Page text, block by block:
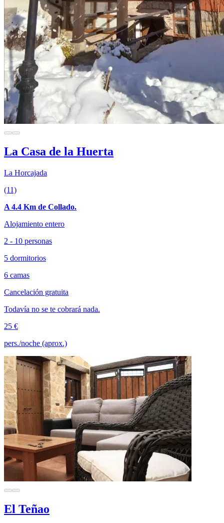
La Casa de la Huerta
La Horcajada
(11)
A 4.4 Km de Collado.
Alojamiento entero
2 - 10 personas
5 dormitorios
6 camas
Cancelación gratuita
Todavía no se te cobrará nada.
25 €
pers./noche (aprox.)
El Teñao